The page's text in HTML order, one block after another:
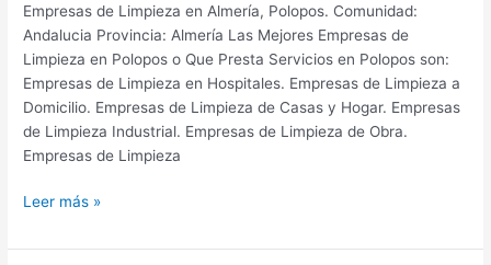
Leche
Almería
Empresas de Limpieza en Almería, Polopos. Comunidad:
Andalucia Provincia: Almería Las Mejores Empresas de
Limpieza en Polopos o Que Presta Servicios en Polopos son:
Empresas de Limpieza en Hospitales. Empresas de Limpieza a
Domicilio. Empresas de Limpieza de Casas y Hogar. Empresas
de Limpieza Industrial. Empresas de Limpieza de Obra.
Empresas de Limpieza
Empresas
Limpieza
Leer más »